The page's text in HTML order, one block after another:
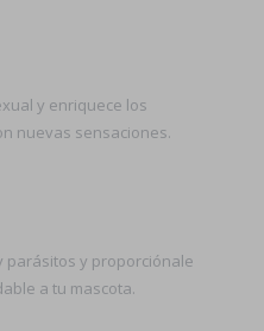
y enriquece los
nuevas sensaciones.
parásitos y proporciónale
a tu mascota.